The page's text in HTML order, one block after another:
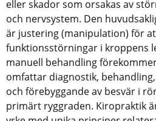
eller skador som orsakas av
och nervsystem. Den
är justering (manipulation) för
funktionsstörningar i kroppens
manuell behandling
omfattar diagnostik,
och förebyggande av besvär i
primärt ryggraden. Kiropraktik